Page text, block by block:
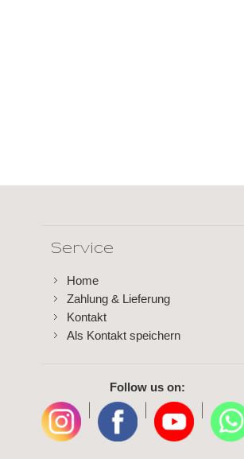
Service
Home
Zahlung & Lieferung
Kontakt
Als Kontakt speichern
Follow us on: